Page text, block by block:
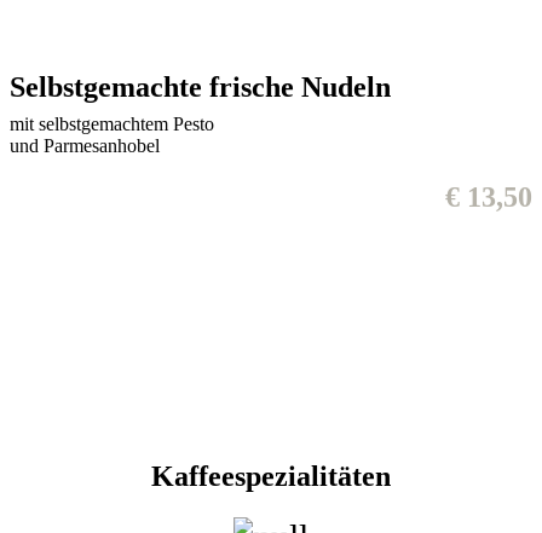
Selbstgemachte frische Nudeln
mit selbstgemachtem Pesto
und Parmesanhobel
€ 13,50
Kaffeespezialitäten